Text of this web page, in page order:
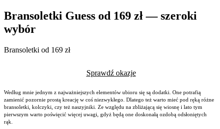
Bransoletki Guess od 169 zł — szeroki
wybór
Bransoletki od 169 zł
Sprawdź okazje
Według mnie jednym z najważniejszych elementów ubioru się są dodatki. One potrafią
zamienić pozornie prostą kreację w coś niezwykłego. Dlatego też warto mieć pod ręką różne
bransoletki, kolczyki, czy też naszyjniki. Ze względu na zbliżającą się wiosnę i lato tym
pierwszym warto poświęcić więcej uwagi, gdyż będą one doskonałą ozdobą odsłoniętych
rąk.